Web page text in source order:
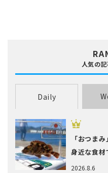
人気の
Daily
2026.8.6
「おつま
身近な食材